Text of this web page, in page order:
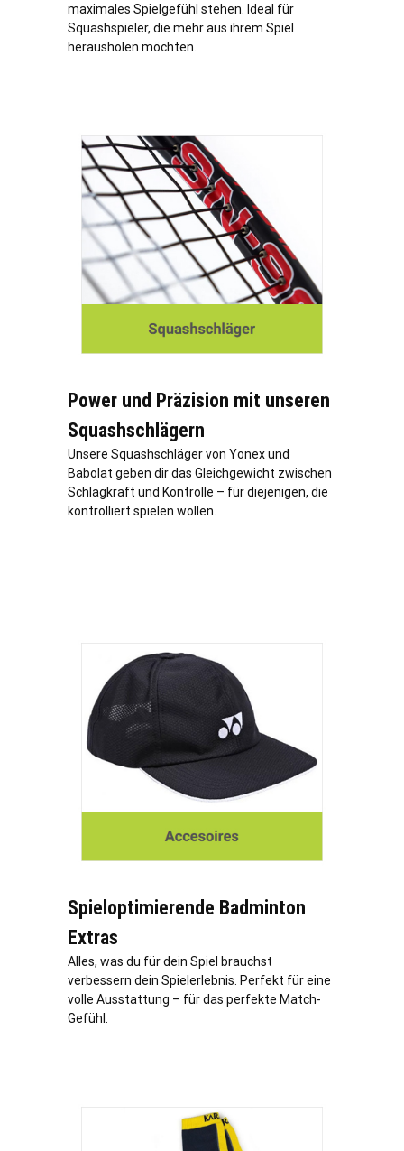
maximales Spielgefühl stehen. Ideal für
Squashspieler, die mehr aus ihrem Spiel
herausholen möchten.
Power und Präzision mit unseren
Squashschlägern
Unsere Squashschläger von Yonex und
Babolat geben dir das Gleichgewicht zwischen
Schlagkraft und Kontrolle – für diejenigen, die
kontrolliert spielen wollen.
Spieloptimierende Badminton
Extras
Alles, was du für dein Spiel brauchst
verbessern dein Spielerlebnis. Perfekt für eine
volle Ausstattung – für das perfekte Match-
Gefühl.